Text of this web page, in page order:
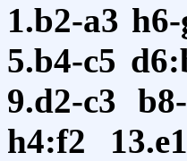
1.b2-a3 h6-
5.b4-c5
9.d2-c3
h4:f2